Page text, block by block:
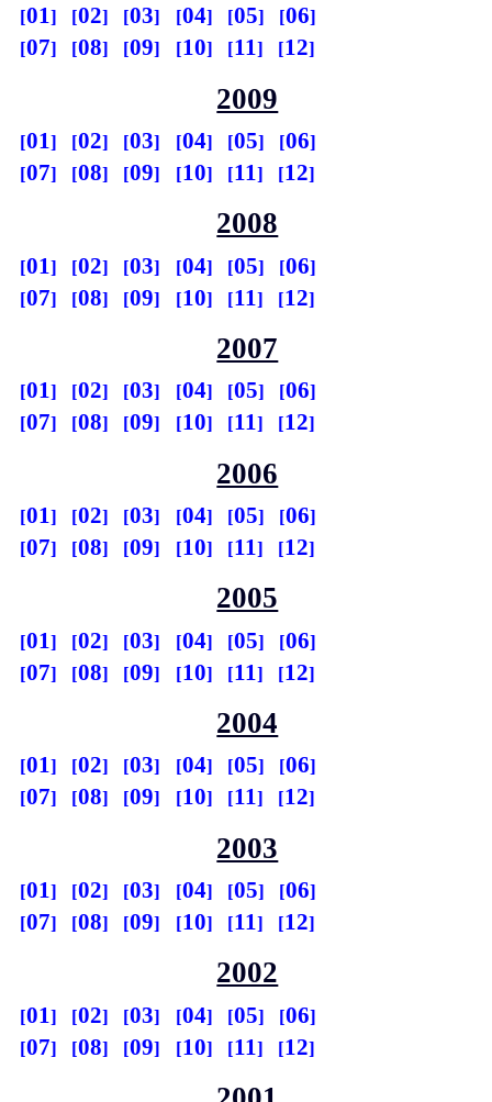
01 02 03 04 05
06
07
08 09 10 11 12
2009
01 02 03 04 05
06
07
08 09 10 11 12
2008
01 02 03 04 05
06
07
08 09 10 11 12
2007
01 02 03 04 05
06
07
08 09 10 11 12
2006
01 02 03 04 05
06
07
08 09 10 11 12
2005
01 02 03 04 05
06
07
08 09 10 11 12
2004
01 02 03 04 05
06
07
08 09 10 11 12
2003
01 02 03 04 05
06
07
08 09 10 11 12
2002
01 02 03 04 05
06
07
08 09 10 11 12